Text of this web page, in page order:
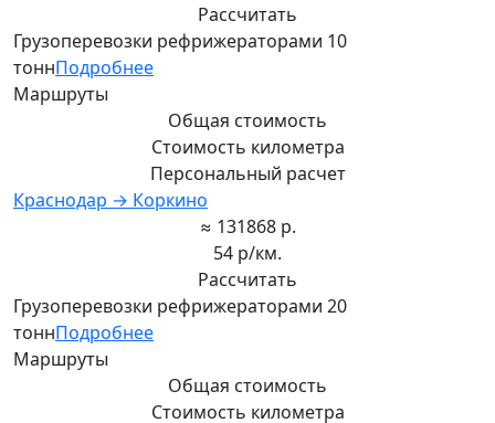
Рассчитать
Грузоперевозки рефрижераторами 10
тоннПодробнее
Маршруты
Общая стоимость
Стоимость километра
Персональный расчет
Краснодар → Коркино
≈ 131868 р.
54 р/км.
Рассчитать
Грузоперевозки рефрижераторами 20
тоннПодробнее
Маршруты
Общая стоимость
Стоимость километра